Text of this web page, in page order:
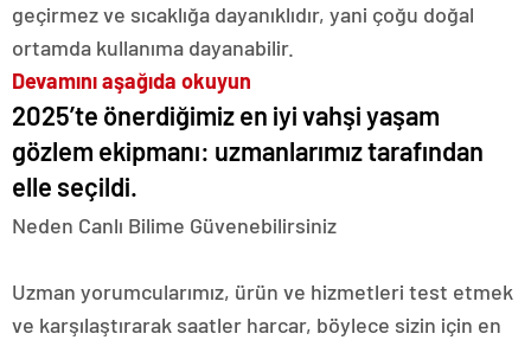
geçirmez ve sıcaklığa dayanıklıdır, yani çoğu doğal
ortamda kullanıma dayanabilir.
Devamını aşağıda okuyun
2025’te önerdiğimiz en iyi vahşi yaşam
gözlem ekipmanı: uzmanlarımız tarafından
elle seçildi.
Neden Canlı Bilime Güvenebilirsiniz
Uzman yorumcularımız, ürün ve hizmetleri test etmek
ve karşılaştırarak saatler harcar, böylece sizin için en